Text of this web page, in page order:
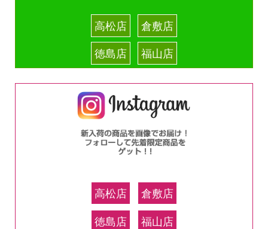
高松店
倉敷店
徳島店
福山店
高松店
倉敷店
徳島店
福山店